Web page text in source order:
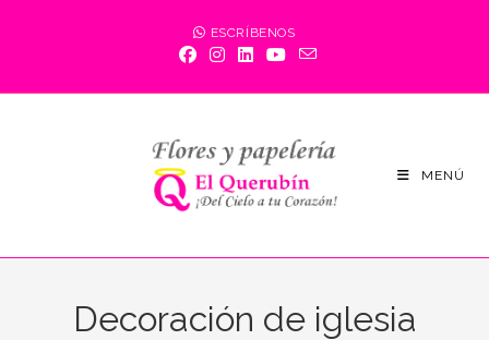
ESCRÍBENOS
MENÚ
Decoración de iglesia